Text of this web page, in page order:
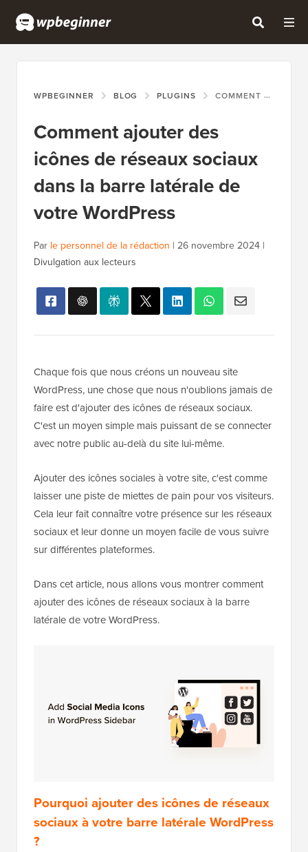
WPBEGINNER BLOG PLUGINS COMMENT AJOUTER DES ICÔNES DE RÉSEAUX SOCIAUX DANS LA BARRE LATÉRALE DE VOTRE WORDPRESS
Comment ajouter des
icônes de réseaux sociaux
dans la barre latérale de
votre WordPress
Par le personnel de la rédaction | 26 novembre 2024 |
Divulgation aux lecteurs
Chaque fois que nous créons un nouveau site
WordPress, une chose que nous n'oublions jamais de
faire est d'ajouter des icônes de réseaux sociaux.
C'est un moyen simple mais puissant de se connecter
avec notre public au-delà du site lui-même.
Ajouter des icônes sociales à votre site, c'est comme
laisser une piste de miettes de pain pour vos visiteurs.
Cela leur fait connaître votre présence sur les réseaux
sociaux et leur donne un moyen facile de vous suivre
sur différentes plateformes.
Dans cet article, nous allons vous montrer comment
ajouter des icônes de réseaux sociaux à la barre
latérale de votre WordPress.
Pourquoi ajouter des icônes de réseaux
sociaux à votre barre latérale WordPress
?